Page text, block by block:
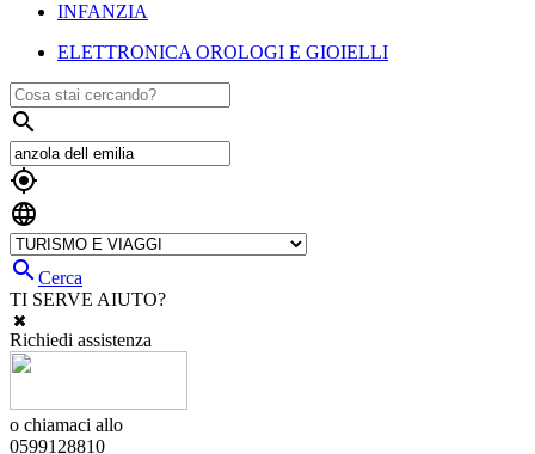
INFANZIA
ELETTRONICA OROLOGI E GIOIELLI



Cerca
TI SERVE AIUTO?
Richiedi assistenza
o chiamaci allo
0599128810